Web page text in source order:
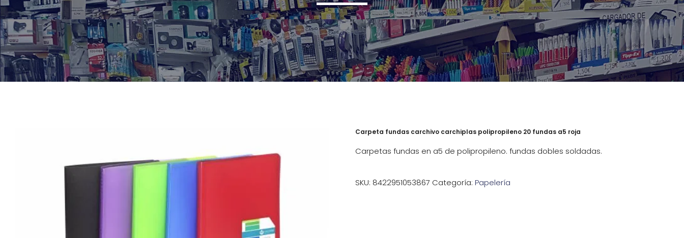
Carpeta fundas carchivo carchiplas polipropileno 20 fundas a5 roja
Carpetas fundas en a5 de polipropileno. fundas dobles soldadas.
SKU: 8422951053867 Categoría: Papelería